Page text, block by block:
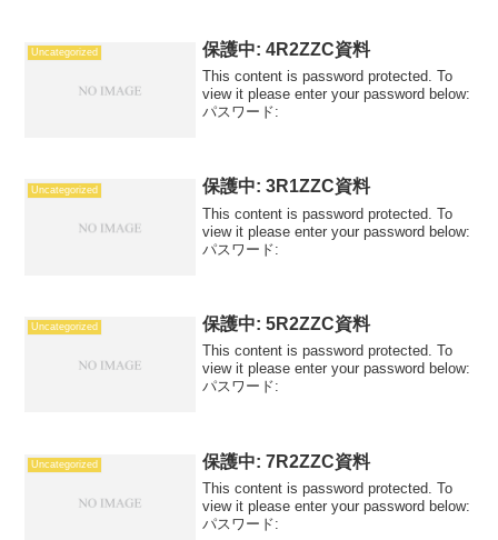
Uncategorized 保護中: 4R2ZZC資料
This content is password protected. To
view it please enter your password below:
パスワード:
Uncategorized 保護中: 3R1ZZC資料
This content is password protected. To
view it please enter your password below:
パスワード:
Uncategorized 保護中: 5R2ZZC資料
This content is password protected. To
view it please enter your password below:
パスワード:
Uncategorized 保護中: 7R2ZZC資料
This content is password protected. To
view it please enter your password below:
パスワード: